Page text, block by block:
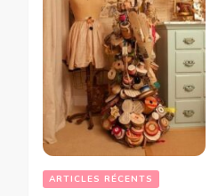
ARTICLES RÉCENTS